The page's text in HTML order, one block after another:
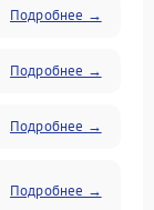
Подробнее →
Подробнее →
Подробнее →
Подробнее →